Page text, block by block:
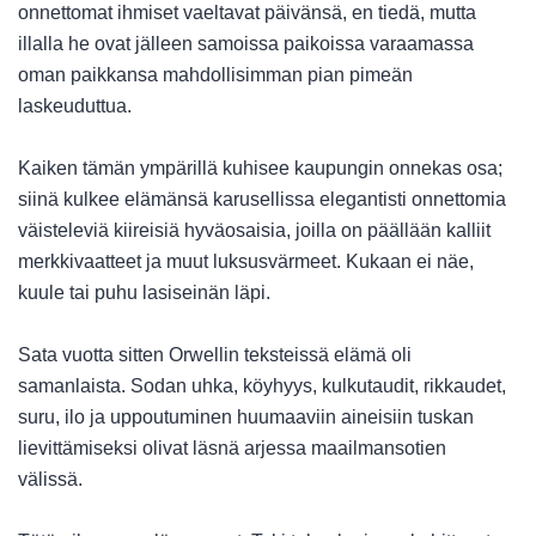
onnettomat ihmiset vaeltavat päivänsä, en tiedä, mutta
illalla he ovat jälleen samoissa paikoissa varaamassa
oman paikkansa mahdollisimman pian pimeän
laskeuduttua.
Kaiken tämän ympärillä kuhisee kaupungin onnekas osa;
siinä kulkee elämänsä karusellissa elegantisti onnettomia
väisteleviä kiireisiä hyväosaisia, joilla on päällään kalliit
merkkivaatteet ja muut luksusvärmeet. Kukaan ei näe,
kuule tai puhu lasiseinän läpi.
Sata vuotta sitten Orwellin teksteissä elämä oli
samanlaista. Sodan uhka, köyhyys, kulkutaudit, rikkaudet,
suru, ilo ja uppoutuminen huumaaviin aineisiin tuskan
lievittämiseksi olivat läsnä arjessa maailmansotien
välissä.